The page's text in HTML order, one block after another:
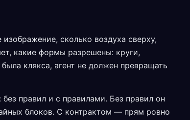
сколько воздуха сверху,
какие формы разрешены: круги,
клякса, агент не должен превращать
правил и с правилами. Без правил он
блоков. С контрактом — прям ровно